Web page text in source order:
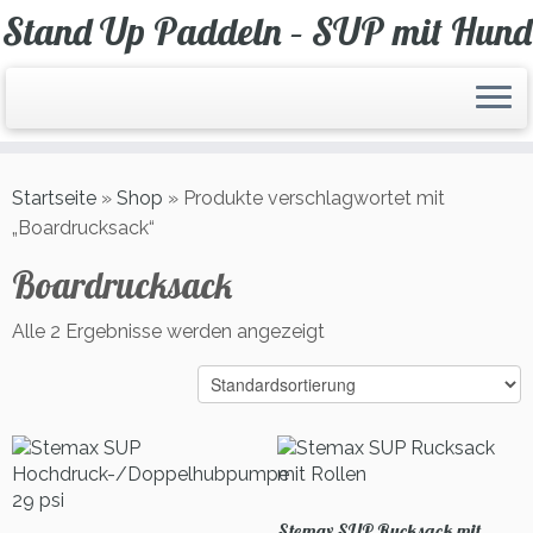
Zum
Inhalt
Stand Up Paddeln – SUP mit Hund
Startseite » Shop » Produkte verschlagwortet mit
„Boardrucksack“
Boardrucksack
Alle 2 Ergebnisse werden angezeigt